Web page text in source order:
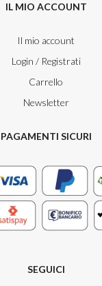
IL MIO ACCOUNT
Il mio account
Login / Registrati
Carrello
Newsletter
PAGAMENTI SICURI
SEGUICI